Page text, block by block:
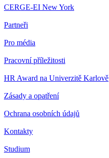
CERGE-EI New York
Partneři
Pro média
Pracovní příležitosti
HR Award na Univerzitě Karlově
Zásady a opatření
Ochrana osobních údajů
Kontakty
Studium